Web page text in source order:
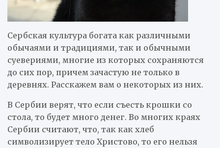
Сербская культура богата как различными
обычаями и традициями, так и обычными
суевериями, многие из которых сохраняются
до сих пор, причем зачастую не только в
деревнях. Расскажем вам о некоторых из них.
В Сербии верят, что если съесть крошки со
стола, то будет много денег. Во многих краях
Сербии считают, что, так как хлеб
символизирует тело Христово, то его нельзя